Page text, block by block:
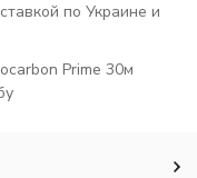
по Украине и
Prime 30м